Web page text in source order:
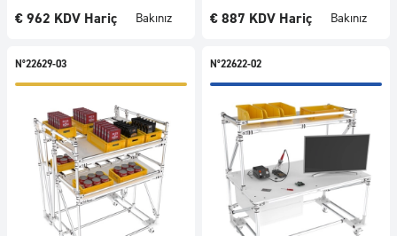
Teknik
1424
ürünü
incele
€ 962 KDV Hariç Bakınız € 887 KDV Hariç Bakınız
N°22629-03 N°22622-02